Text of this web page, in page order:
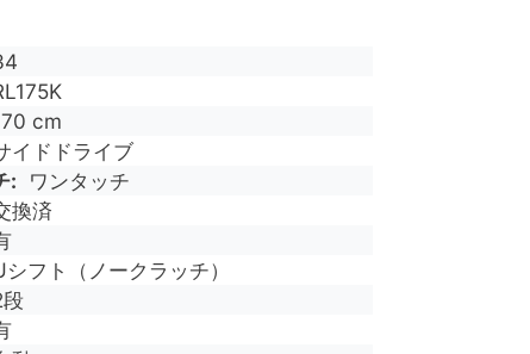
cm
イドドライブ
ワンタッチ
換済
シフト（ノークラッチ）